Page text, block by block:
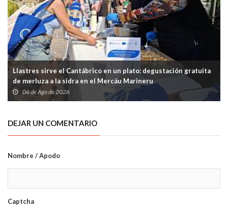
Llastres sirve el Cantábrico en un plato: degustación gratuita
de merluza a la sidra en el Mercáu Marineru
06 de Ago de 2026
DEJAR UN COMENTARIO
Nombre / Apodo
Captcha